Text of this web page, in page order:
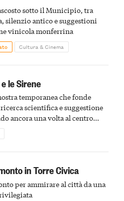
sotto il Municipio, tra
silenzio antico e suggestioni
vinicola monferrina
Cultura & Cinema
le Sirene
temporanea che fonde
scientifica e suggestione
ancora una volta al centro
del passato astigiano
in Torre Civica
per ammirare al città da una